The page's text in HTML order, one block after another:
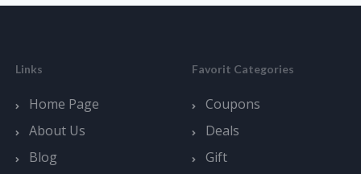
Links
Home Page
About Us
Blog
Favorit Categories
Coupons
Deals
Gift